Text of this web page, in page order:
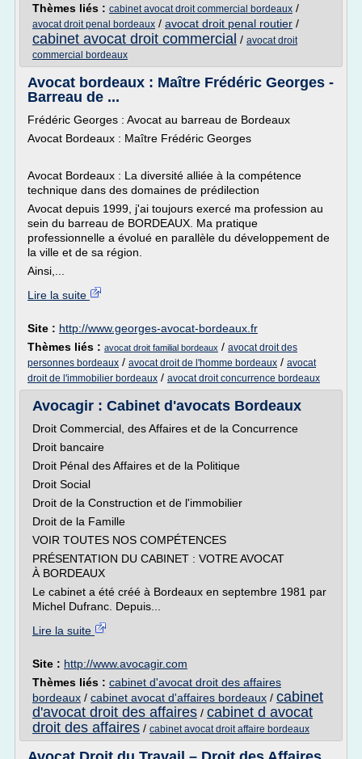
Thèmes liés : cabinet avocat droit commercial bordeaux /
avocat droit penal bordeaux / avocat droit penal routier /
cabinet avocat droit commercial / avocat droit
commercial bordeaux
Avocat bordeaux : Maître Frédéric Georges -
Barreau de ...
Frédéric Georges : Avocat au barreau de Bordeaux
Avocat Bordeaux : Maître Frédéric Georges
Avocat Bordeaux : La diversité alliée à la compétence
technique dans des domaines de prédilection
Avocat depuis 1999, j'ai toujours exercé ma profession au
sein du barreau de BORDEAUX. Ma pratique
professionnelle a évolué en parallèle du développement de
la ville et de sa région.
Ainsi,...
Lire la suite
Site : http://www.georges-avocat-bordeaux.fr
Thèmes liés : avocat droit familial bordeaux / avocat droit des
personnes bordeaux / avocat droit de l'homme bordeaux / avocat
droit de l'immobilier bordeaux / avocat droit concurrence bordeaux
Avocagir : Cabinet d'avocats Bordeaux
Droit Commercial, des Affaires et de la Concurrence
Droit bancaire
Droit Pénal des Affaires et de la Politique
Droit Social
Droit de la Construction et de l'immobilier
Droit de la Famille
VOIR TOUTES NOS COMPÉTENCES
PRÉSENTATION DU CABINET : VOTRE AVOCAT
À BORDEAUX
Le cabinet a été créé à Bordeaux en septembre 1981 par
Michel Dufranc. Depuis...
Lire la suite
Site : http://www.avocagir.com
Thèmes liés : cabinet d'avocat droit des affaires
bordeaux / cabinet avocat d'affaires bordeaux / cabinet
d'avocat droit des affaires / cabinet d avocat
droit des affaires / cabinet avocat droit affaire bordeaux